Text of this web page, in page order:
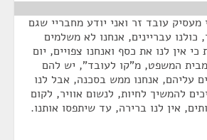
מעסיק עובד זר ואני יודע מחבריי שגם
עבריינים, אנחנו לא משלמים
אין לנו את כסף ואנחנו צפויים, יום
המשפט, מ"קו לעובד", יש להם
עליהם, אנחנו ממש בסכנה, אבל לנו
להמשיך לחיות, לנשום אוויר, לקום
אין לנו ברירה, עד שיתפסו אותנו.